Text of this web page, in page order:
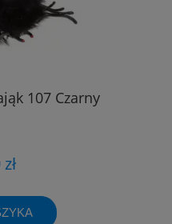
107 Czarny